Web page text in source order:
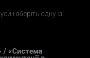
і оберіть одну із
/ «Система